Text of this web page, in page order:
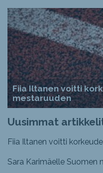
Fiia Iltanen voitti
mestaruuden
Uusimmat
Fiia Iltanen voitti
Sara Karimäelle Suomen